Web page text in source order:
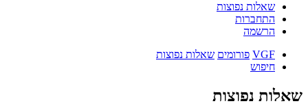
שאלות נפוצות
התחברות
הרשמה
VGF פורומים שאלות נפוצות
חיפוש
שאלות נפוצות